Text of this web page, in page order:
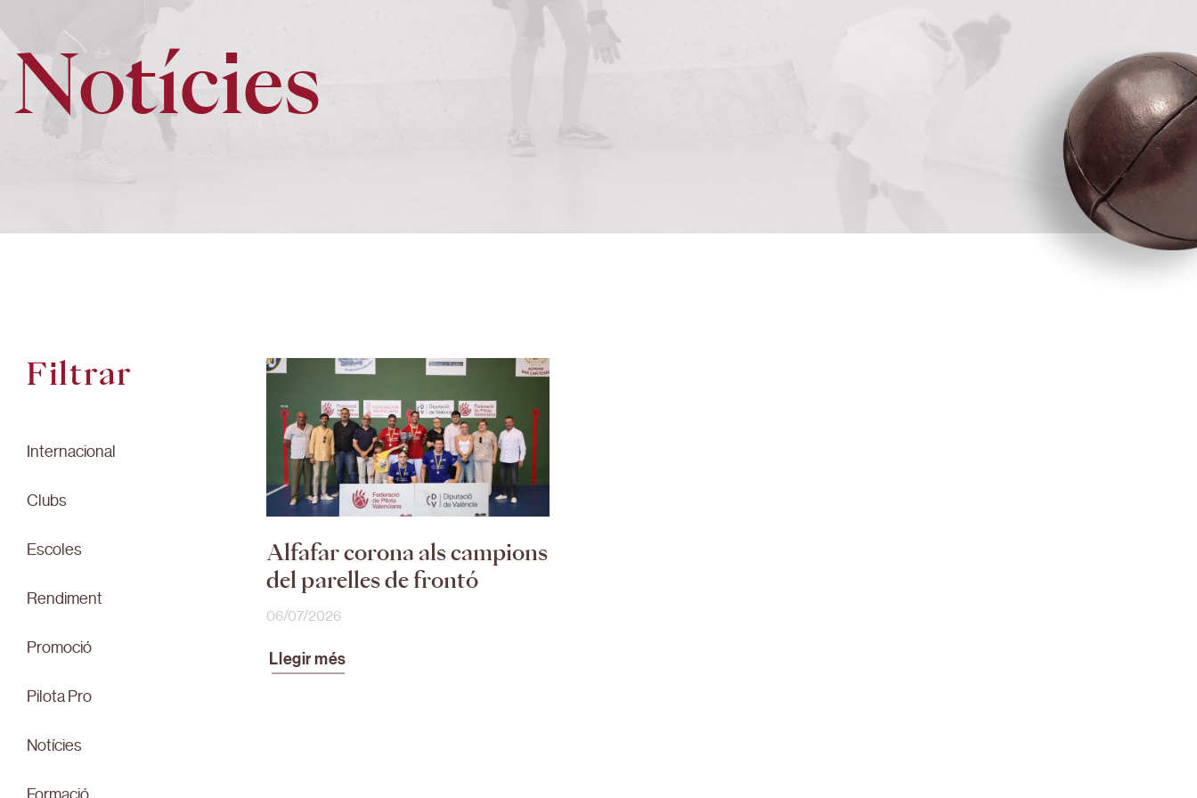
Notícies
Filtrar
Internacional
Clubs
Escoles
Rendiment
Promoció
Pilota Pro
Notícies
Formació
Alfafar corona als campions
del parelles de frontó
06/07/2026
Llegir més